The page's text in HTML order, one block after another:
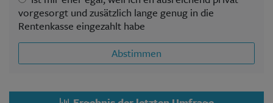
vorgesorgt und zusätzlich lange genug in die
Rentenkasse eingezahlt habe
Abstimmen